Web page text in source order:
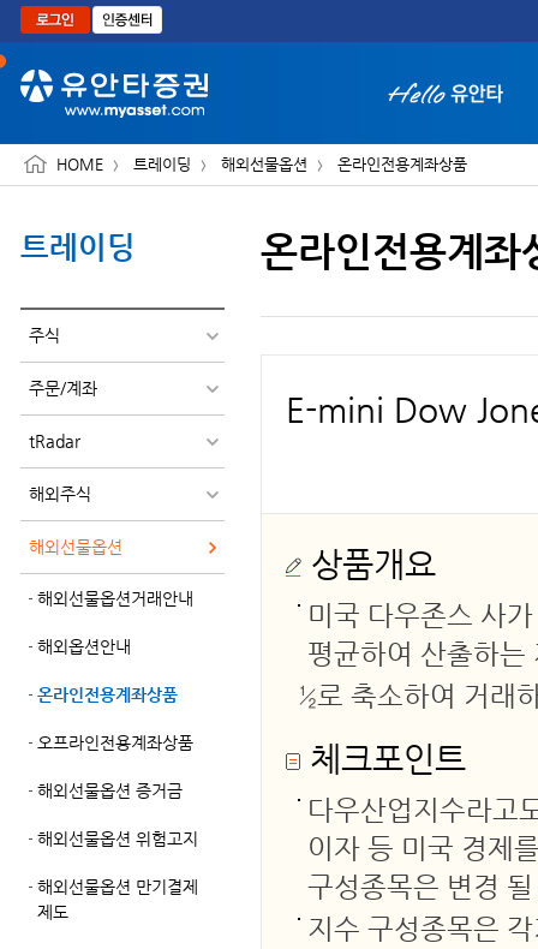
본문으로 바로가기
HOME 트레이딩 해외선물옵션 온라인전용계좌상품
트레이딩
주식
주문/계좌
tRadar
해외주식
해외선물옵션
해외선물옵션거래안내
해외옵션안내
온라인전용계좌상품
오프라인전용계좌상품
해외선물옵션 증거금
해외선물옵션 위험고지
해외선물옵션 만기결제
제도
온라인전용계좌
E-mini Dow
상품개요
미국 다우존스 사
평균하여 산출하는
½로 축소하여 거래
체크포인트
다우산업지수라고
이자 등 미국 경제
구성종목은 변경
지수 구성종목은